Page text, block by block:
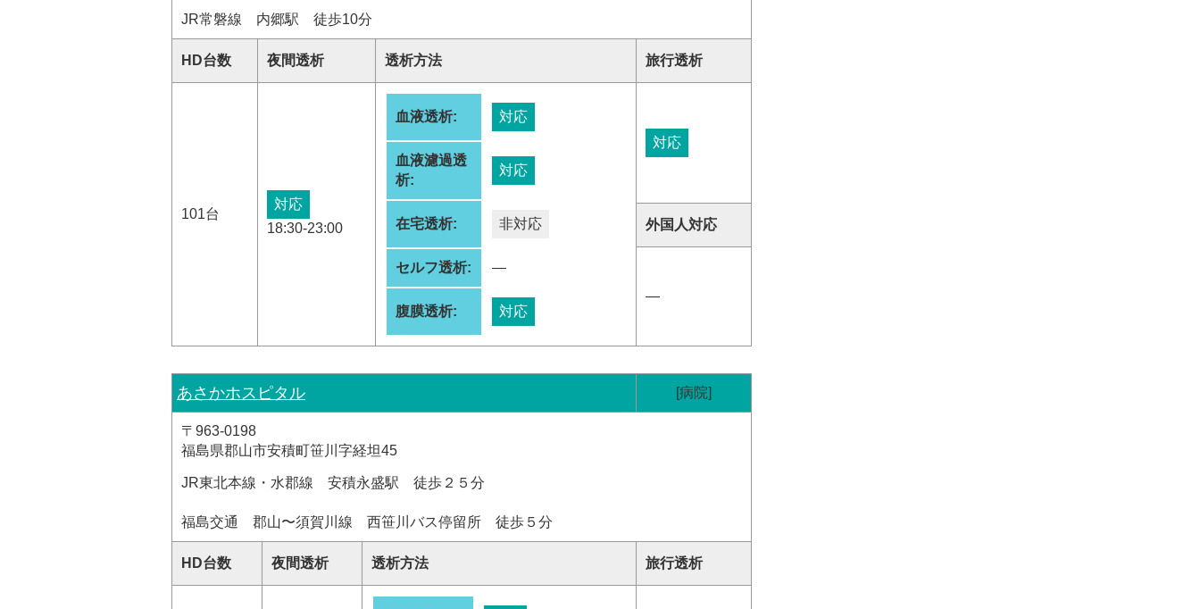
JR常磐線 内郷駅 徒歩10分
HD台数 夜間透析 透析方法 旅行透析
101台
対応
18:30-23:00
血液透析: 対応
血液濾過透
析:
対応
在宅透析: 非対応
セルフ透析: ―
腹膜透析: 対応
対応
外国人対応
―
あさかホスピタル [病院]
〒963-0198
福島県郡山市安積町笹川字経坦45
JR東北本線・水郡線 安積永盛駅 徒歩２５分
福島交通 郡山〜須賀川線 西笹川バス停留所 徒歩５分
HD台数 夜間透析 透析方法 旅行透析